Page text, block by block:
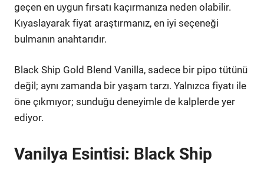
geçen en uygun fırsatı kaçırmanıza neden olabilir.
Kıyaslayarak fiyat araştırmanız, en iyi seçeneği
bulmanın anahtarıdır.
Black Ship Gold Blend Vanilla, sadece bir pipo tütünü
değil; aynı zamanda bir yaşam tarzı. Yalnızca fiyatı ile
öne çıkmıyor; sunduğu deneyimle de kalplerde yer
ediyor.
Vanilya Esintisi: Black Ship